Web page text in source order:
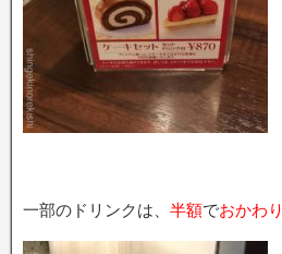
一部のドリンクは、 半額でおかわり